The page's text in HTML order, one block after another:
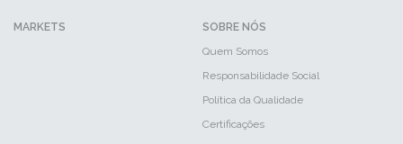
MARKETS
SOBRE NÓS
Quem Somos
Responsabilidade Social
Política da Qualidade
Certificações